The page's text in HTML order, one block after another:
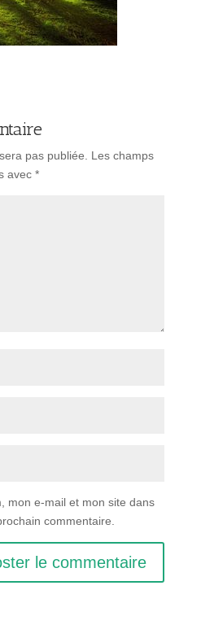
pas publiée.
Les champs
avec *
mon e-mail et mon site dans
commentaire.